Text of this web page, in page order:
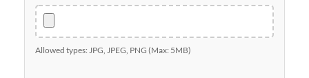
Allowed types: JPG, JPEG, PNG (Max: 5MB)